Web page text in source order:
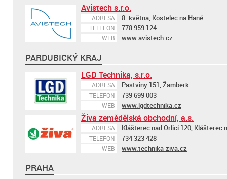
Avistech s.r.o.
ADRESA 8. května, Kostelec na Hané
TELEFON 778 959 124
WEB www.avistech.cz
PARDUBICKÝ KRAJ
LGD Technika, s.r.o.
ADRESA Pastviny 151, Žamberk
TELEFON 739 699 003
WEB www.lgdtechnika.cz
Živa zemědělská obchodní, a.s.
ADRESA Klášterec nad Orlicí 120, Klášterec
TELEFON 734 323 428
WEB www.technika-ziva.cz
PRAHA